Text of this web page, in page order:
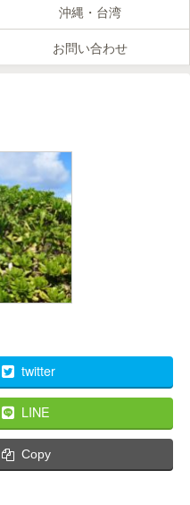
沖縄・台湾
お問い合わせ
twitter
LINE
Copy